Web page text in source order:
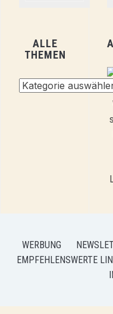
ALLE
THEMEN
Alle
WERBUNG
EMPFEHLENSWERTE